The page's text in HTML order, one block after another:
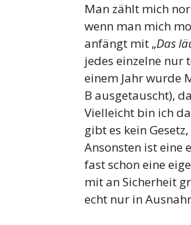
Man zählt mich
wenn man mich
anfängt mit „Das
jedes einzelne nur
einem Jahr wurde
B ausgetauscht),
Vielleicht bin ich
gibt es kein
Ansonsten ist eine
fast schon eine
mit an Sicherheit
echt nur in